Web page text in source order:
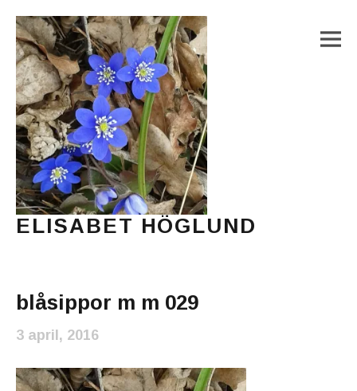
ELISABET HÖGLUND
blåsippor m m 029
3 april, 2016